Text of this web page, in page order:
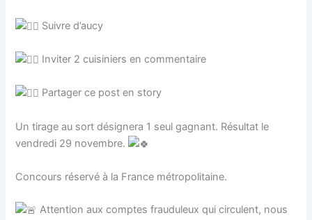
Suivre d’aucy
Inviter 2 cuisiniers en commentaire
Partager ce post en story
Un tirage au sort désignera 1 seul gagnant. Résultat le
vendredi 29 novembre.
Concours réservé à la France métropolitaine.
Attention aux comptes frauduleux qui circulent, nous